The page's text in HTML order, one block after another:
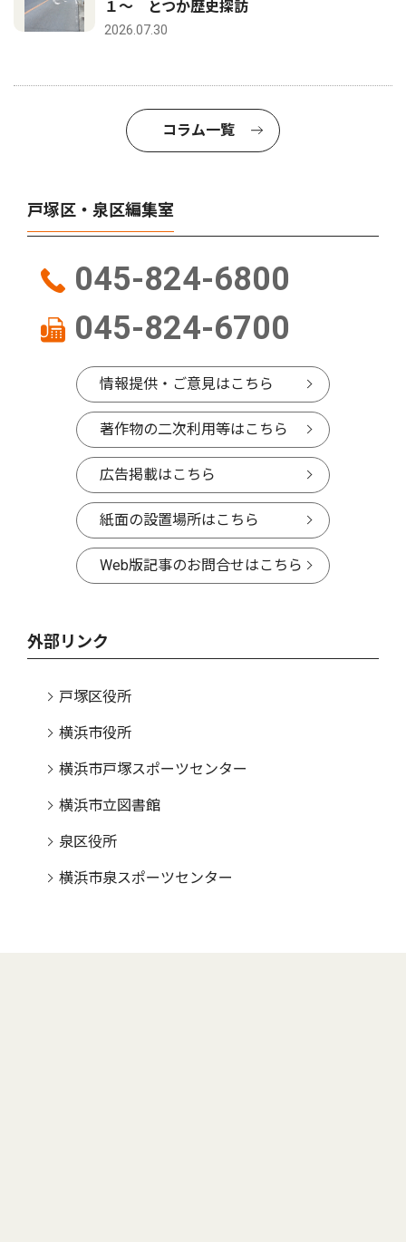
１〜 とつか歴史探訪
2026.07.30
コラム一覧
戸塚区・泉区編集室
045-824-6800
045-824-6700
情報提供・ご意見はこちら
著作物の二次利用等はこちら
広告掲載はこちら
紙面の設置場所はこちら
Web版記事のお問合せはこちら
外部リンク
戸塚区役所
横浜市役所
横浜市戸塚スポーツセンター
横浜市立図書館
泉区役所
横浜市泉スポーツセンター